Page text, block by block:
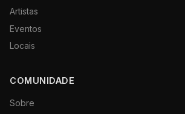
Artistas
Eventos
Locais
COMUNIDADE
Sobre